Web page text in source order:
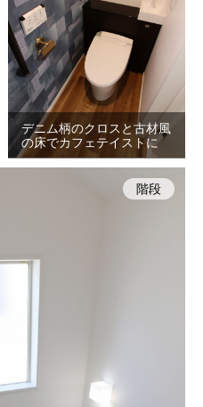
デニム柄のクロスと古材風
の床でカフェテイストに
階段